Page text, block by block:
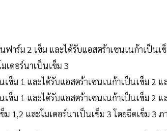
ฟาร์ม 2 เข็ม และได้รับแอสตร้าเซนเนก้าเป็นเ
เดอร์นาเป็นเข็ม 3
ข็ม 1 และได้รับแอสตร้าเซนเนก้าเป็นเข็ม 2 แ
ข็ม 1 และได้รับแอสตร้าเซนเนก้าเป็นเข็ม 2 แ
ม 1,2 และโมเดอร์นาเป็นเข็ม 3 โดยฉีดเข็ม 3